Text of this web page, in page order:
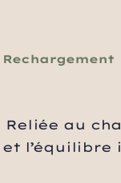
Rechargement
au
l’équilibre